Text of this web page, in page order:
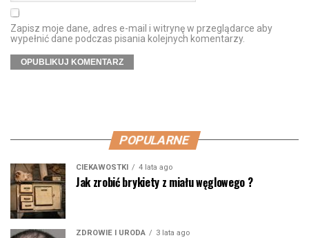
Zapisz moje dane, adres e-mail i witrynę w przeglądarce aby
wypełnić dane podczas pisania kolejnych komentarzy.
POPULARNE
CIEKAWOSTKI 4 lata ago
Jak zrobić brykiety z miału węglowego ?
ZDROWIE I URODA 3 lata ago